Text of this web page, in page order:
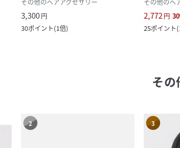
その他のヘアアクセサリー
3,300円
30ポイント(1倍)
その他のヘ
2,772円 30
25ポイント(
そ
2 3